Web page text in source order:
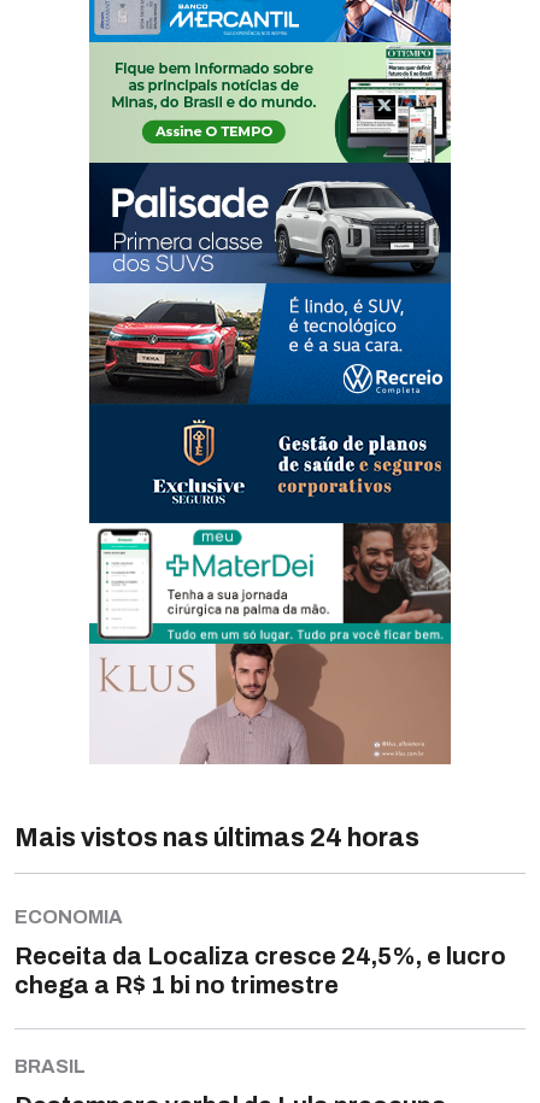
Mais vistos nas últimas 24 horas
ECONOMIA
Receita da Localiza cresce 24,5%, e lucro
chega a R$ 1 bi no trimestre
BRASIL